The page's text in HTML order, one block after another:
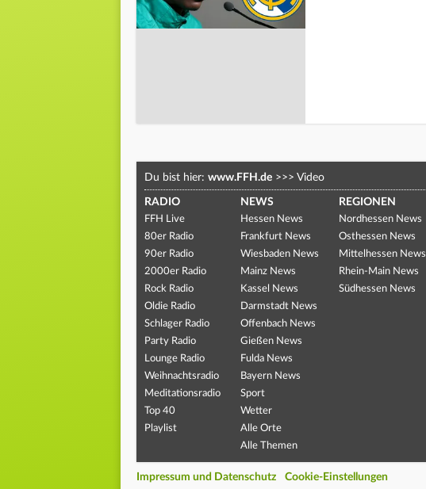
Du bist hier: www.FFH.de >>> Video
RADIO
FFH Live
80er Radio
90er Radio
2000er Radio
Rock Radio
Oldie Radio
Schlager Radio
Party Radio
Lounge Radio
Weihnachtsradio
Meditationsradio
Top 40
Playlist
NEWS
Hessen News
Frankfurt News
Wiesbaden News
Mainz News
Kassel News
Darmstadt News
Offenbach News
Gießen News
Fulda News
Bayern News
Sport
Wetter
Alle Orte
Alle Themen
REGIONEN
Nordhessen News
Osthessen News
Mittelhessen News
Rhein-Main News
Südhessen News
Impressum und Datenschutz Cookie-Einstellungen